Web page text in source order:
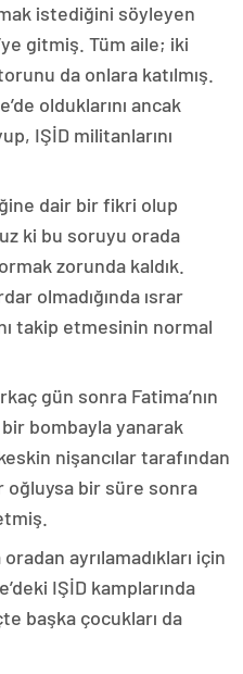
istediğini söyleyen
gitmiş. Tüm aile; iki
da onlara katılmış.
olduklarını ancak
IŞİD militanlarını
dair bir fikri olup
ki bu soruyu orada
zorunda kaldık.
olmadığında ısrar
takip etmesinin normal
gün sonra Fatima’nın
bombayla yanarak
nişancılar tarafından
bir süre sonra
ayrılamadıkları için
IŞİD kamplarında
başka çocukları da